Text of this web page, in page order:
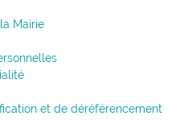
Mairie
et de déréférencement